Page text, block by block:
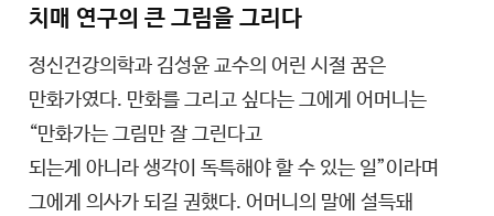
치매 연구의 큰 그림을 그리다
정신건강의학과 김성윤 교수의 어린 시절 꿈은
만화가였다. 만화를 그리고 싶다는 그에게 어머니는
“만화가는 그림만 잘 그린다고
되는게 아니라 생각이 독특해야 할 수 있는 일”이라며
그에게 의사가 되길 권했다. 어머니의 말에 설득돼